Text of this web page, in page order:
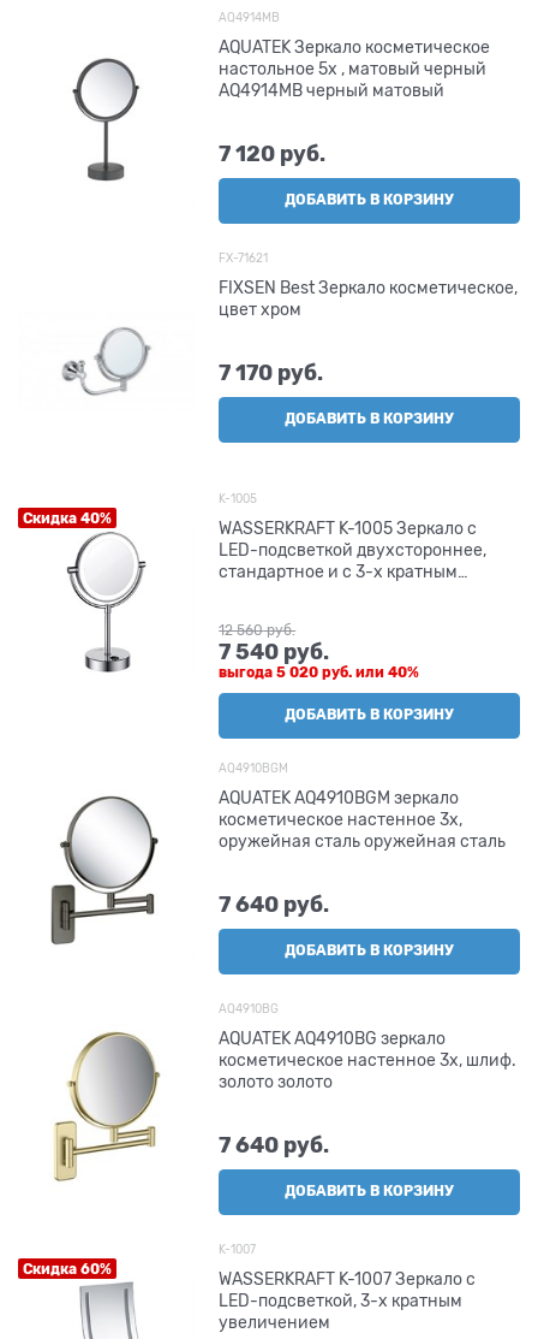
AQ4914MB
AQUATEK Зеркало косметическое
настольное 5х , матовый черный
AQ4914MB черный матовый
7 120 руб.
ДОБАВИТЬ В КОРЗИНУ
FX-71621
FIXSEN Best Зеркало косметическое,
цвет хром
7 170 руб.
ДОБАВИТЬ В КОРЗИНУ
Скидка 40%
K-1005
WASSERKRAFT K-1005 Зеркало с
LED-подсветкой двухстороннее,
стандартное и с 3-х кратным
12 560 руб.
7 540 руб.
выгода5 020 руб. или40%
ДОБАВИТЬ В КОРЗИНУ
AQ4910BGM
AQUATEK AQ4910BGM зеркало
косметическое настенное 3х,
оружейная сталь оружейная сталь
7 640 руб.
ДОБАВИТЬ В КОРЗИНУ
AQ4910BG
AQUATEK AQ4910BG зеркало
косметическое настенное 3х, шлиф.
золото золото
7 640 руб.
ДОБАВИТЬ В КОРЗИНУ
Скидка 60%
K-1007
WASSERKRAFT K-1007 Зеркало с
LED-подсветкой, 3-х кратным
увеличением